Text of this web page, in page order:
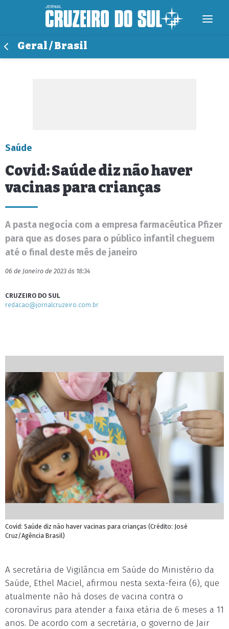
Geral / Brasil
Saúde
Covid: Saúde diz não haver
vacinas para crianças
A pasta negocia com a empresa farmacêutica Pfizer
para que as doses para o público infantil cheguem
até o final deste mês de janeiro
06 de Janeiro de 2023 às 18:34
CRUZEIRO DO SUL
redacao@jornalcruzeiro.com.br
Covid: Saúde diz não haver vacinas para crianças (Crédito: José
Cruz/Agência Brasil)
A secretária de Vigilância em Saúde do Ministério da
Saúde, Ethel Maciel, afirmou nesta sexta-feira (6), que
atualmente não há doses de vacina contra o
coronavírus para atender a faixa etária de 6 meses a 11
anos. De acordo com a secretária, o governo de Jair